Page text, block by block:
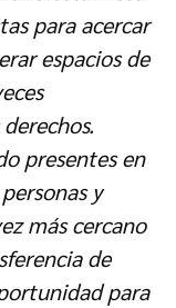
para acercar
espacios de
presentes en
y
más cercano
de
para